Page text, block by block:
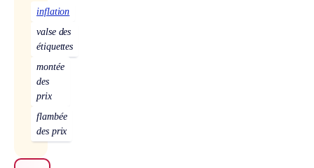
inflation
valse des
étiquettes
montée
des
prix
flambée
des prix